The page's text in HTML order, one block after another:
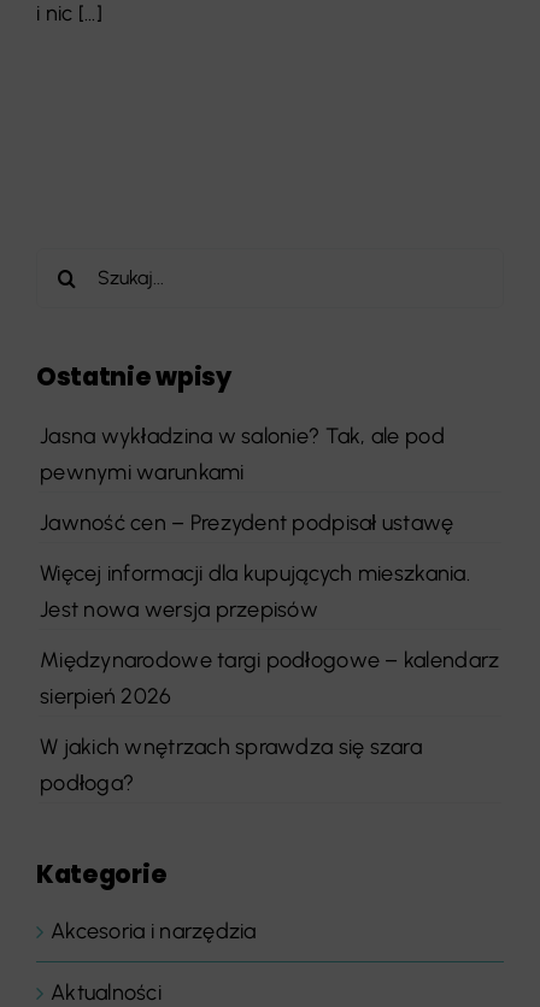
i nic [...]
Szukaj
Ostatnie wpisy
Jasna wykładzina w salonie? Tak, ale pod
pewnymi warunkami
Jawność cen – Prezydent podpisał ustawę
Więcej informacji dla kupujących mieszkania.
Jest nowa wersja przepisów
Międzynarodowe targi podłogowe – kalendarz
sierpień 2026
W jakich wnętrzach sprawdza się szara
podłoga?
Kategorie
Akcesoria i narzędzia
Aktualności